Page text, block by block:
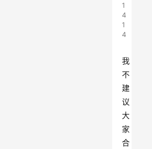
1
4
1
4
我
不
建
议
大
家
合